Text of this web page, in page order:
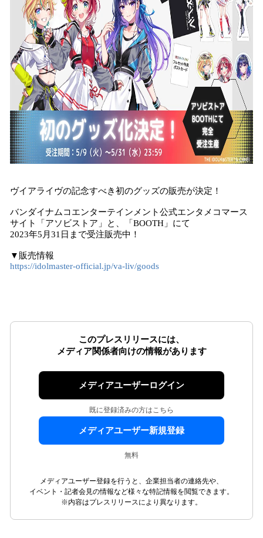
ヴイアライヴの記念すべき初のグッズの販売が決定！
バンダイナムコエンターテインメント公式エンタメコマース
サイト「アソビストア」と、「BOOTH」にて
2023年5月31日まで受注販売中！
▼販売情報
https://idolmaster-official.jp/va-liv/goods
このプレスリリースには、
メディア関係者向けの情報があります
メディアユーザーログイン
既に登録済みの方はこちら
メディアユーザー新規登録
無料
メディアユーザー登録を行うと、企業担当者の連絡先や、
イベント・記者会見の情報など様々な特記情報を閲覧できます。
※内容はプレスリリースにより異なります。